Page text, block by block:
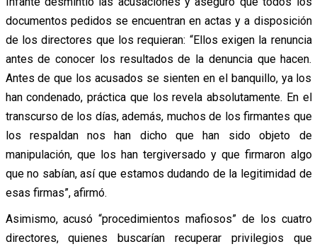
documentos pedidos se encuentran en actas y a disposición
de los directores que los requieran: “Ellos exigen la renuncia
antes de conocer los resultados de la denuncia que hacen.
Antes de que los acusados se sienten en el banquillo, ya los
han condenado, práctica que los revela absolutamente. En el
transcurso de los días, además, muchos de los firmantes que
los respaldan nos han dicho que han sido objeto de
manipulación, que los han tergiversado y que firmaron algo
que no sabían, así que estamos dudando de la legitimidad de
esas firmas”, afirmó.
Asimismo, acusó “procedimientos mafiosos” de los cuatro
directores, quienes buscarían recuperar privilegios que